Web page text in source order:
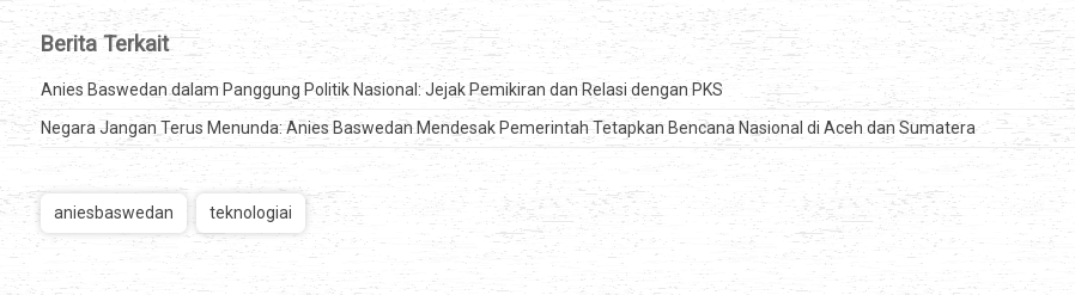
Berita Terkait
Anies Baswedan dalam Panggung Politik Nasional: Jejak Pemikiran dan Relasi dengan PKS
Negara Jangan Terus Menunda: Anies Baswedan Mendesak Pemerintah Tetapkan Bencana Nasional di Aceh dan Sumatera
aniesbaswedan teknologiai